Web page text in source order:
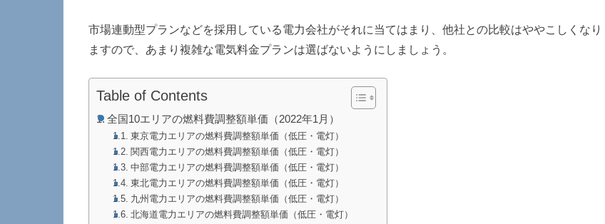
市場連動型プランなどを採用している電力会社がそれに当てはまり、他社との比較はややこしくなり
ますので、あまり複雑な電気料金プランは選ばないようにしましょう。
Table of Contents
全国10エリアの燃料費調整額単価（2022年1月）
東京電力エリアの燃料費調整額単価（低圧・電灯）
関西電力エリアの燃料費調整額単価（低圧・電灯）
中部電力エリアの燃料費調整額単価（低圧・電灯）
東北電力エリアの燃料費調整額単価（低圧・電灯）
九州電力エリアの燃料費調整額単価（低圧・電灯）
北海道電力エリアの燃料費調整額単価（低圧・電灯）